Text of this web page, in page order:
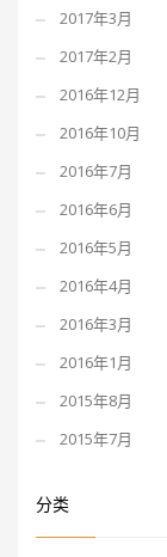
2017年3月
2017年2月
2016年12月
2016年10月
2016年7月
2016年6月
2016年5月
2016年4月
2016年3月
2016年1月
2015年8月
2015年7月
分类